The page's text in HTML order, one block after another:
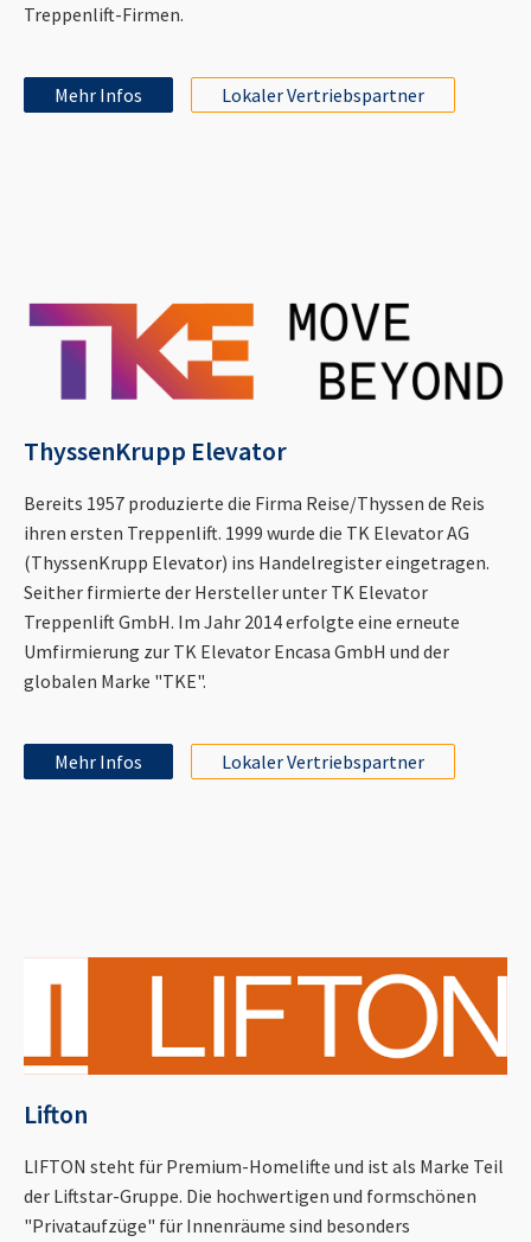
Treppenlift-Firmen.
Mehr Infos Lokaler Vertriebspartner
ThyssenKrupp Elevator
Bereits 1957 produzierte die Firma Reise/Thyssen de Reis
ihren ersten Treppenlift. 1999 wurde die TK Elevator AG
(ThyssenKrupp Elevator) ins Handelregister eingetragen.
Seither firmierte der Hersteller unter TK Elevator
Treppenlift GmbH. Im Jahr 2014 erfolgte eine erneute
Umfirmierung zur TK Elevator Encasa GmbH und der
globalen Marke "TKE".
Mehr Infos Lokaler Vertriebspartner
Lifton
LIFTON steht für Premium-Homelifte und ist als Marke Teil
der Liftstar-Gruppe. Die hochwertigen und formschönen
"Privataufzüge" für Innenräume sind besonders